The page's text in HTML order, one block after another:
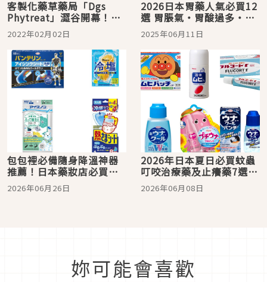
客製化藥草藥局「Dgs
Phytreat」澀谷開幕！法
國植物療法師 x 日本藥劑
師用藥草與精油幫你療癒
身心
2022年02月02日
2026日本胃藥人氣必買12
選 胃脹氣・胃酸過多・腸
胃不適都靠它們！
2025年06月11日
包包裡必備隨身降溫神器
推薦！日本藥妝店必買防
中暑小物5選
2026年06月26日
2026年日本夏日必買蚊蟲
叮咬治療藥及止癢藥7選！
夏天出門怎麼可以少得了
它們？
2026年06月08日
妳可能會喜歡